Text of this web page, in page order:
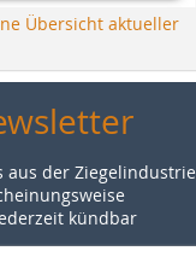
Übersicht aktueller
aus der Ziegelindustrie
kündbar